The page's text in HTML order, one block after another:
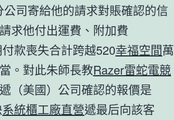
司寄給他的請求對賬確認的信
求他付出運費、附加費
款喪失合計跨越520幸福空間萬
。對此朱師長教Razer雷蛇電競
（美國）公司確認的報價是
系統櫃工廠直營遞最后向該客